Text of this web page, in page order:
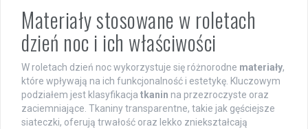
Materiały stosowane w roletach
dzień noc i ich właściwości
W roletach dzień noc wykorzystuje się różnorodne materiały,
które wpływają na ich funkcjonalność i estetykę. Kluczowym
podziałem jest klasyfikacja tkanin na przezroczyste oraz
zaciemniające. Tkaniny transparentne, takie jak gęściejsze
siateczki, oferują trwałość oraz lekko zniekształcają